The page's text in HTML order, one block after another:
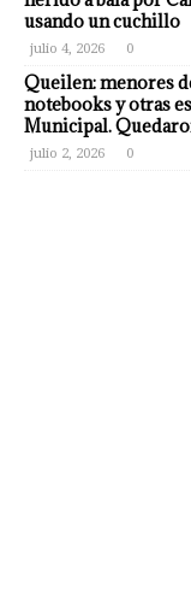
usando un cuchillo
julio 4, 2026 0
Queilen: menores
notebooks y otras
Municipal.
julio 2, 2026 0